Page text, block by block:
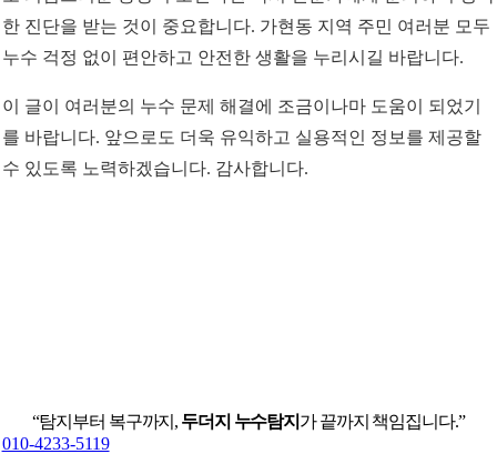
한 진단을 받는 것이 중요합니다. 가현동 지역 주민 여러분 모두
누수 걱정 없이 편안하고 안전한 생활을 누리시길 바랍니다.
이 글이 여러분의 누수 문제 해결에 조금이나마 도움이 되었기
를 바랍니다. 앞으로도 더욱 유익하고 실용적인 정보를 제공할
수 있도록 노력하겠습니다. 감사합니다.
“탐지부터 복구까지, 두더지 누수탐지 가 끝까지 책임집니다.”
010-4233-5119